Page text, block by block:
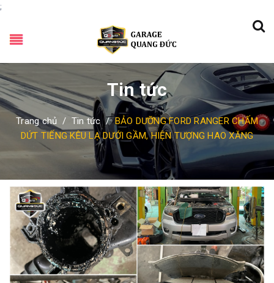
;
Tin tức
Trang chủ / Tin tức / BẢO DƯỠNG FORD RANGER CHẤM
DỨT TIẾNG KÊU LẠ DƯỚI GẦM, HIỆN TƯỢNG HAO XĂNG